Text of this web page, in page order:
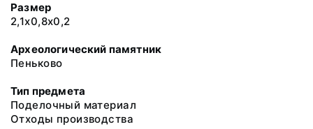
Размер
2,1х0,8х0,2
Археологический памятник
Пеньково
Тип предмета
Поделочный материал
Отходы производства